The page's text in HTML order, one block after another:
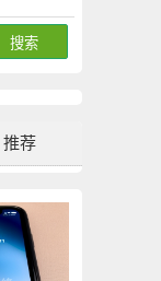
推荐